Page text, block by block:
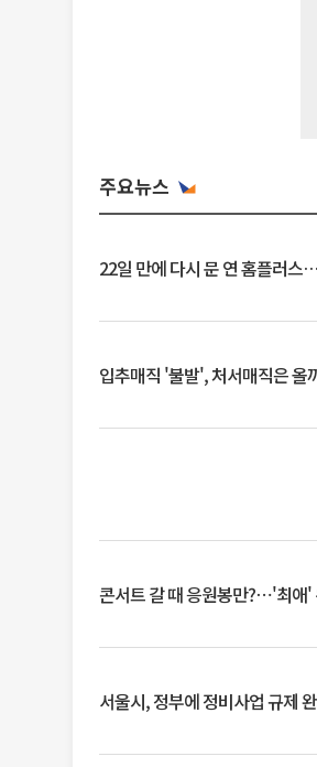
주요뉴스
22일 만에 다시 문 연 홈플러스
입추매직 '불발', 처서매직은 올
콘서트 갈 때 응원봉만?⋯'최애'
서울시, 정부에 정비사업 규제